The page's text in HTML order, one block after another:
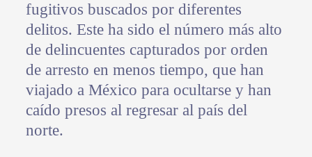
fugitivos buscados por diferentes
delitos. Este ha sido el número más alto
de delincuentes capturados por orden
de arresto en menos tiempo, que han
viajado a México para ocultarse y han
caído presos al regresar al país del
norte.